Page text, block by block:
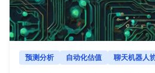
预测分析 自动化估值 聊天机器人